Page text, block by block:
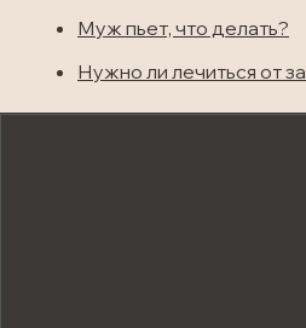
Муж пьет, что делать?
Нужно ли лечиться от